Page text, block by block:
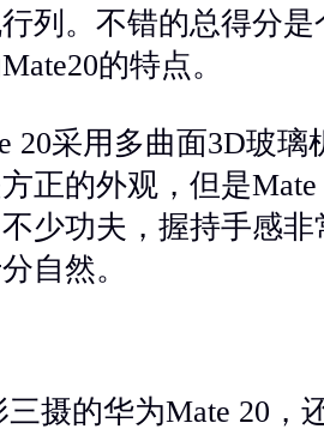
列。不错的总得分
的特点。
20采用多曲面3D玻
正的外观，但是
少功夫，握持手感
自然。
摄的华为Mate 20，